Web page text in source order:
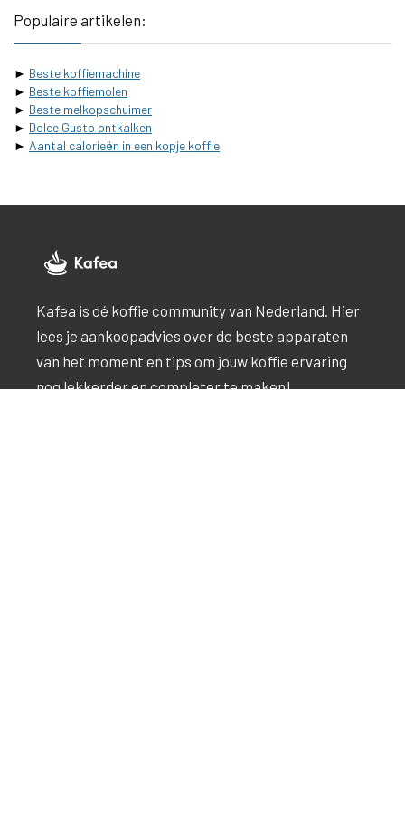
Populaire artikelen:
► Beste koffiemachine
► Beste koffiemolen
► Beste melkopschuimer
► Dolce Gusto ontkalken
► Aantal calorieën in een kopje koffie
Kafea is dé koffie community van Nederland. Hier
lees je aankoopadvies over de beste apparaten
van het moment en tips om jouw koffie ervaring
nog lekkerder en completer te maken!